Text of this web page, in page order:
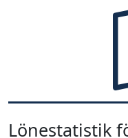
Lönestatistik